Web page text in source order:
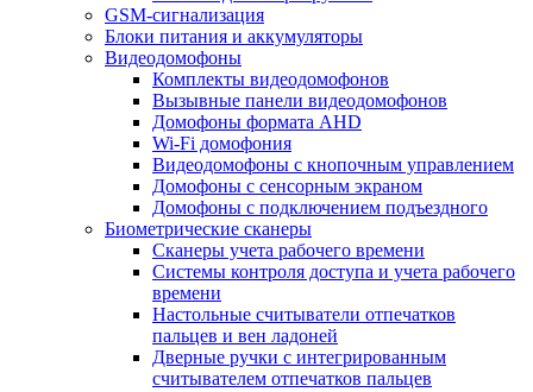
GSM-сигнализация
Блоки питания и аккумуляторы
Видеодомофоны
Комплекты видеодомофонов
Вызывные панели видеодомофонов
Домофоны формата AHD
Wi-Fi домофония
Видеодомофоны с кнопочным управлением
Домофоны с сенсорным экраном
Домофоны с подключением подъездного
Биометрические сканеры
Сканеры учета рабочего времени
Системы контроля доступа и учета рабочего
времени
Настольные считыватели отпечатков
пальцев и вен ладоней
Дверные ручки с интегрированным
считывателем отпечатков пальцев